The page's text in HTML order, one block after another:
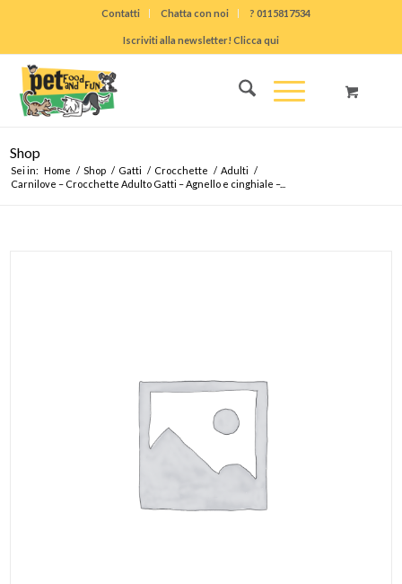
Contatti Chatta con noi ? 0115817534
Iscriviti alla newsletter! Clicca qui
Shop
Sei in: Home / Shop / Gatti / Crocchette / Adulti /
Carnilove – Crocchette Adulto Gatti – Agnello e cinghiale –...